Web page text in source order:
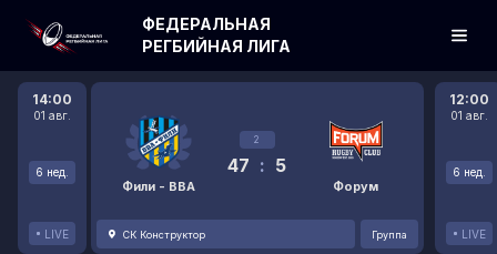
14:00
01 авг.
6 нед.
LIVE
Фили - ВВА
2
47 : 5
Форум
СК Конструктор Группа
12:00
01 авг.
6 нед.
LIVE
ФЕДЕРАЛЬНАЯ
РЕГБИЙНАЯ ЛИГА